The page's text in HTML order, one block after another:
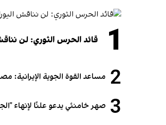
1 قائد الحرس الثوري: لن
2 مساعد القوة الجوية الإيرانية: مصير 3 طيارين شاركوا في الهجوم على قطر لا يزال
3 صهر خامنئي يدعو علنًا لإنهاء